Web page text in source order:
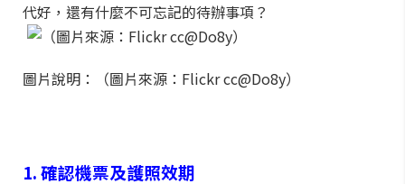
代好，還有什麼不可忘記的待辦事項？
圖片說明：（圖片來源：Flickr cc@Do8y）
1. 確認機票及護照效期